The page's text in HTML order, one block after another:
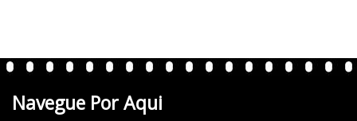
n
e
Navegue Por Aqui